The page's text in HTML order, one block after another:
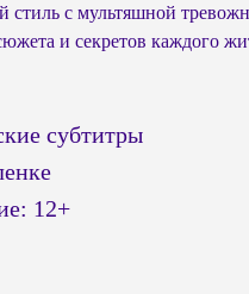
стиль с мультяшной
и секретов каждого
субтитры
12+